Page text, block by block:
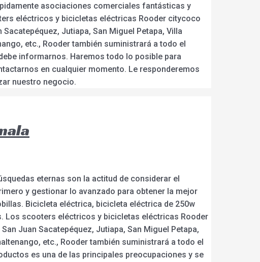
asociaciones comerciales fantásticas y
eléctricos y bicicletas eléctricas Rooder citycoco
Jutiapa, San Miguel Petapa, Villa
etc., Rooder también suministrará a todo el
informarnos. Haremos todo lo posible para
en cualquier momento. Le responderemos
nuestro negocio.
eternas son la actitud de considerar el
y gestionar lo avanzado para obtener la mejor
Bicicleta eléctrica, bicicleta eléctrica de 250w
Los scooters eléctricos y bicicletas eléctricas Rooder
Juan Sacatepéquez, Jutiapa, San Miguel Petapa,
etc., Rooder también suministrará a todo el
es una de las principales preocupaciones y se